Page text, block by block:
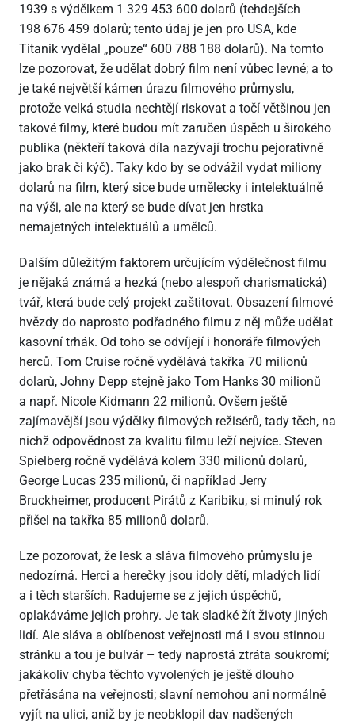
1939 s výdělkem 1 329 453 600 dolarů (tehdejších
198 676 459 dolarů; tento údaj je jen pro USA, kde
Titanik vydělal „pouze“ 600 788 188 dolarů). Na tomto
lze pozorovat, že udělat dobrý film není vůbec levné; a to
je také největší kámen úrazu filmového průmyslu,
protože velká studia nechtějí riskovat a točí většinou jen
takové filmy, které budou mít zaručen úspěch u širokého
publika (někteří taková díla nazývají trochu pejorativně
jako brak či kýč). Taky kdo by se odvážil vydat miliony
dolarů na film, který sice bude umělecky i intelektuálně
na výši, ale na který se bude dívat jen hrstka
nemajetných intelektuálů a umělců.
Dalším důležitým faktorem určujícím výdělečnost filmu
je nějaká známá a hezká (nebo alespoň charismatická)
tvář, která bude celý projekt zaštitovat. Obsazení filmové
hvězdy do naprosto podřadného filmu z něj může udělat
kasovní trhák. Od toho se odvíjejí i honoráře filmových
herců. Tom Cruise ročně vydělává takřka 70 milionů
dolarů, Johny Depp stejně jako Tom Hanks 30 milionů
a např. Nicole Kidmann 22 milionů. Ovšem ještě
zajímavější jsou výdělky filmových režisérů, tady těch, na
nichž odpovědnost za kvalitu filmu leží nejvíce. Steven
Spielberg ročně vydělává kolem 330 milionů dolarů,
George Lucas 235 milionů, či například Jerry
Bruckheimer, producent Pirátů z Karibiku, si minulý rok
přišel na takřka 85 milionů dolarů.
Lze pozorovat, že lesk a sláva filmového průmyslu je
nedozírná. Herci a herečky jsou idoly dětí, mladých lidí
a i těch starších. Radujeme se z jejich úspěchů,
oplakáváme jejich prohry. Je tak sladké žít životy jiných
lidí. Ale sláva a oblíbenost veřejnosti má i svou stinnou
stránku a tou je bulvár – tedy naprostá ztráta soukromí;
jakákoliv chyba těchto vyvolených je ještě dlouho
přetřásána na veřejnosti; slavní nemohou ani normálně
vyjít na ulici, aniž by je neobklopil dav nadšených